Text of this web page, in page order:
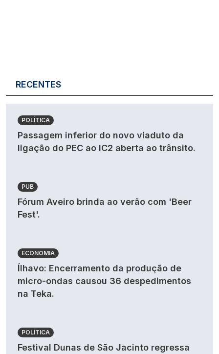
RECENTES
POLÍTICA
Passagem inferior do novo viaduto da
ligação do PEC ao IC2 aberta ao trânsito.
PUB
Fórum Aveiro brinda ao verão com 'Beer
Fest'.
ECONOMIA
Ílhavo: Encerramento da produção de
micro-ondas causou 36 despedimentos
na Teka.
POLÍTICA
Festival Dunas de São Jacinto regressa